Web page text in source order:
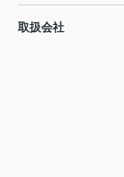
取扱会社